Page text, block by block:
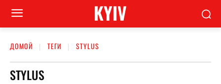
KYIV
ДОМОЙ ТЕГИ STYLUS
STYLUS